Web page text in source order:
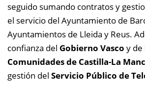
seguido sumando contratos y
el servicio del Ayuntamiento de
Ayuntamientos de Lleida y Reus.
confianza del Gobierno Vasco y de
Comunidades de Castilla-La
gestión del Servicio Público de